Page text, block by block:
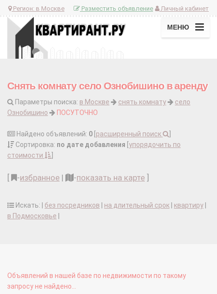
Регион: в Москве Личный кабинет
Разместить объявление
МЕНЮ
Снять комнату село Ознобишино в аренду
Параметры поиска: в Москве снять комнату
село
Ознобишино
ПОСУТОЧНО
Найдено объявлений: 0 расширенный поиск
Сортировка: по дате добавления упорядочить по
стоимости
-избранное | -показать на карте
Искать: | без посредников на длительный срок квартиру
в Подмосковье
Объявлений в нашей базе по недвижимости по такому
запросу не найдено...